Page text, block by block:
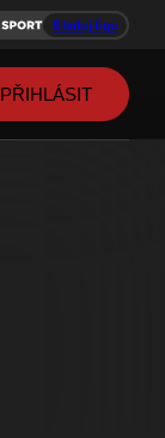
Sleduj ligu
PŘIHLÁSIT